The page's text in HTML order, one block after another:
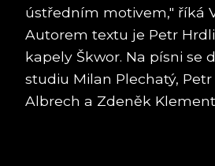
ústředním motivem," říká
Autorem textu je Petr
kapely Škwor. Na písni se
studiu Milan Plechatý,
Albrech a Zdeněk